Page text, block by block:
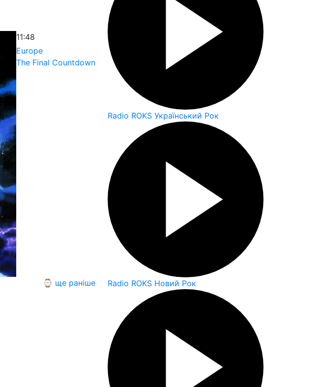
11:48
Europe
The Final Countdown
⌚ ще раніше
Radio ROKS Український Рок
Radio ROKS Новий Рок